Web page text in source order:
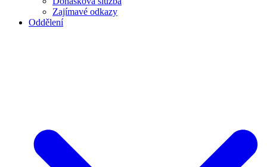
Zajímavé odkazy
Oddělení